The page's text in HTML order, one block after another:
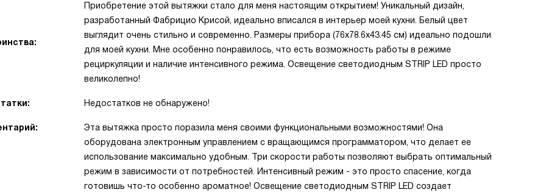
Приобретение этой вытяжки стало для меня настоящим открытием! Уникальный дизайн,
разработанный Фабрицио Крисой, идеально вписался в интерьер моей кухни. Белый цвет
выглядит очень стильно и современно. Размеры прибора (76x78.6x43.45 см) идеально подошли
для моей кухни. Мне особенно понравилось, что есть возможность работы в режиме
рециркуляции и наличие интенсивного режима. Освещение светодиодным STRIP LED просто
великолепно!
Недостатков не обнаружено!
Эта вытяжка просто поразила меня своими функциональными возможностями! Она
оборудована электронным управлением с вращающимся программатором, что делает ее
использование максимально удобным. Три скорости работы позволяют выбрать оптимальный
режим в зависимости от потребностей. Интенсивный режим - это просто спасение, когда
готовишь что-то особенно ароматное! Освещение светодиодным STRIP LED создает